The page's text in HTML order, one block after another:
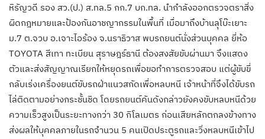
หิรัญวดี รอง สว.(ป.) ส.ทล.5 กก.7 บก.ทล. นำกำลังออกตรวจตราสิ่ง
ผิดกฎหมายและป้องกันอาชญากรรมในพื้นที่ เมื่อมาถึงบ้านลุโบ๊ะเยาะ
ม.7 ต.จวบ อ.เจาะไอร้อง จ.นราธิวาส พบรถยนต์นั่งส่วนบุคคล ยี่ห้อ
TOYOTA สีเทา ทะเบียน สุราษฎร์ธานี ต้องสงสัยขับผ่านมา จึงแสดง
ตัวและส่งสัญญาณเรียกให้หยุดรถเพื่อขอทำการตรวจสอบ แต่ผู้ขับขี่
กลับเร่งเครื่องยนต์ขับรถฝ่าแนวสกัดเพื่อหลบหนี เจ้าหน้าที่จึงได้ขับรถ
ไล่ติดตามอย่างกระชั้นชิด โดยรถยนต์คันดังกล่าวยังคงขับหลบหนีด้วย
ความเร็วสูงเป็นระยะทางกว่า 30 กิโลเมตร ก่อนเสียหลักตกลงข้างทาง
ส่งผลให้บุคคลภายในรถจำนวน 5 คนเปิดประตูรถและวิ่งหลบหนีเข้าไป